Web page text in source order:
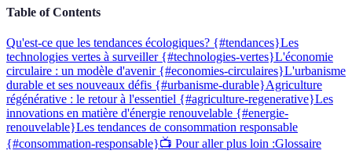
Table of Contents
Qu'est-ce que les tendances écologiques? {#tendances}Les
technologies vertes à surveiller {#technologies-vertes}L'économie
circulaire : un modèle d'avenir {#economies-circulaires}L'urbanisme
durable et ses nouveaux défis {#urbanisme-durable}Agriculture
régénérative : le retour à l'essentiel {#agriculture-regenerative}Les
innovations en matière d'énergie renouvelable {#energie-
renouvelable}Les tendances de consommation responsable
{#consommation-responsable}📺 Pour aller plus loin :Glossaire